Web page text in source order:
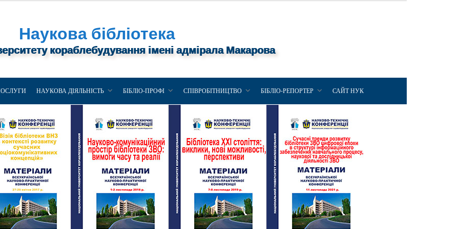
Наукова бібліотека
кораблебудування імені адмірала Макарова
НАУКОВА ДІЯЛЬНІСТЬ БІБЛІО-ПРОФІ СПІВРОБІТНИЦТВО БІБЛІО-РЕПОРТЕР САЙТ НУК